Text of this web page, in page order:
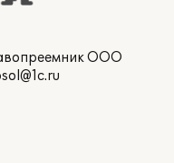
ООО